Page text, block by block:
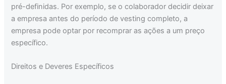
pré-definidas. Por exemplo, se o colaborador decidir deixar
a empresa antes do período de vesting completo, a
empresa pode optar por recomprar as ações a um preço
específico.
Direitos e Deveres Específicos